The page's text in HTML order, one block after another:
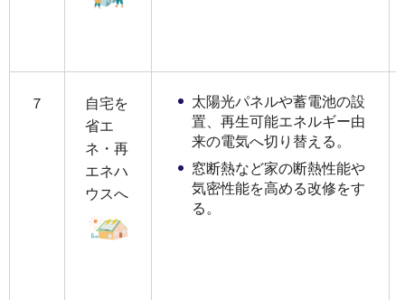
７
自宅を
省エ
ネ・再
エネハ
ウスへ
太陽光パネルや蓄電池の設
置、再生可能エネルギー由
来の電気へ切り替える。
窓断熱など家の断熱性能や
気密性能を高める改修をす
る。